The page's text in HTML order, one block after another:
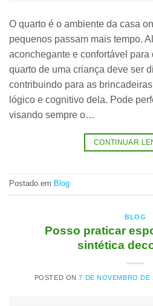
O quarto é o ambiente da casa
pequenos passam mais tempo.
aconchegante e confortável para
quarto de uma criança deve ser
contribuindo para as
lógico e cognitivo dela. Pode
visando sempre o…
CONTINUAR
Postado em Blog
BLOG
Posso praticar
sintética
POSTED ON7 DE NOVEMBRO DE